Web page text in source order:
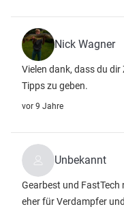
Nick Wagner
Vielen dank, dass du
Tipps zu geben.
vor 9 Jahre
Unbekannt
Gearbest und FastTech
eher für Verdampfer